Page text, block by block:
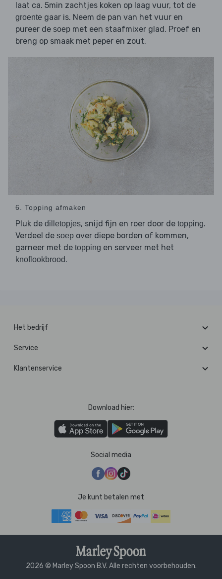
laat ca. 5min zachtjes koken op laag vuur, tot de
groente gaar is. Neem de pan van het vuur en
pureer de soep met een staafmixer glad. Proef en
breng op smaak met peper en zout.
6. Topping afmaken
Pluk de dilletopjes, snijd fijn en roer door de topping.
Verdeel de soep over diepe borden of kommen,
garneer met de topping en serveer met het
knoflookbrood.
Het bedrijf
Service
Klantenservice
Download hier:
Social media
Je kunt betalen met
2026 © Marley Spoon B.V. Alle rechten voorbehouden.